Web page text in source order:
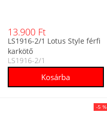
13.900 Ft
LS1916-2/1 Lotus Style férfi
karkötő
LS1916-2/1
-5 %